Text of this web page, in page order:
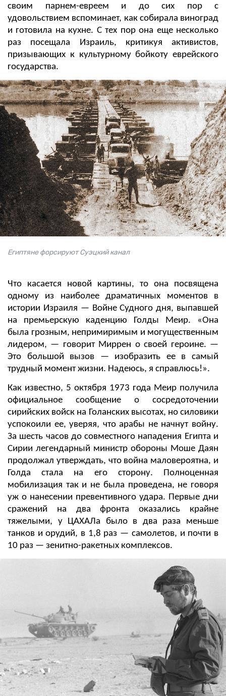
своим парнем-евреем и до сих пор с
удовольствием вспоминает, как собирала виноград
и готовила на кухне. С тех пор она еще несколько
раз посещала Израиль, критикуя активистов,
призывающих к культурному бойкоту еврейского
государства.
Египтяне форсируют Суэцкий канал
Что касается новой картины, то она посвящена
одному из наиболее драматичных моментов в
истории Израиля — Войне Судного дня, выпавшей
на премьерскую каденцию Голды Меир. «Она
была грозным, непримиримым и могущественным
лидером, — говорит Миррен о своей героине. —
Это большой вызов — изобразить ее в самый
трудный момент жизни. Надеюсь, я справлюсь!».
Как известно, 5 октября 1973 года Меир получила
официальное сообщение о сосредоточении
сирийских войск на Голанских высотах, но силовики
успокоили ее, уверяя, что арабы не начнут войну.
За шесть часов до совместного нападения Египта и
Сирии легендарный министр обороны Моше Даян
продолжал утверждать, что война маловероятна, и
Голда стала на его сторону. Полноценная
мобилизация так и не была проведена, не говоря
уж о нанесении превентивного удара. Первые дни
сражений на два фронта оказались крайне
тяжелыми, у ЦАХАЛа было в два раза меньше
танков и орудий, в 1,8 раз — самолетов, и почти в
10 раз — зенитно-ракетных комплексов.